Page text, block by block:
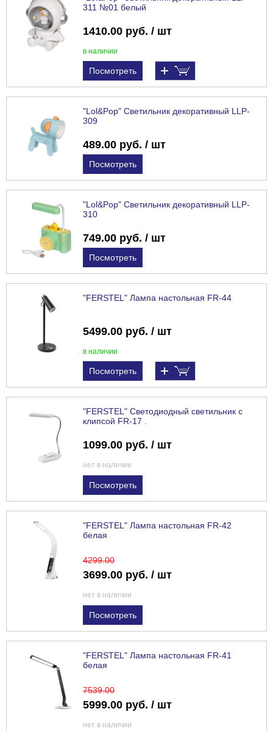
311 №01 белый
1410.00 руб. / шт
в наличии
Посмотреть
"Lol&Pop" Светильник декоративный LLP-
309
489.00 руб. / шт
Посмотреть
"Lol&Pop" Светильник декоративный LLP-
310
749.00 руб. / шт
Посмотреть
"FERSTEL" Лампа настольная FR-44
5499.00 руб. / шт
в наличии
Посмотреть
"FERSTEL" Светодиодный светильник с
клипсой FR-17 .
1099.00 руб. / шт
нет в наличии
Посмотреть
"FERSTEL" Лампа настольная FR-42
белая
4299.00
3699.00 руб. / шт
нет в наличии
Посмотреть
"FERSTEL" Лампа настольная FR-41
белая
7539.00
5999.00 руб. / шт
нет в наличии